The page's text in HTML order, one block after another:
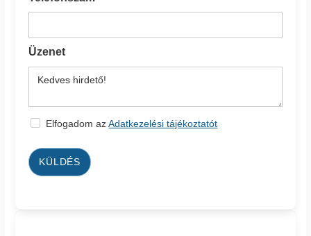
Üzenet
Elfogadom azAdatkezelési tájékoztatót
KÜLDÉS